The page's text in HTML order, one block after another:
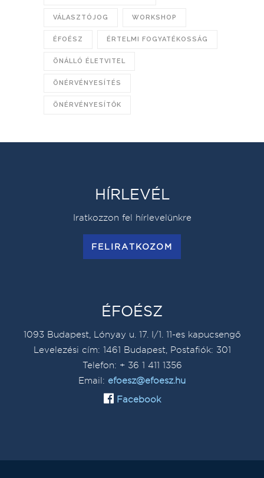
VÁLASZTÓJOG WORKSHOP
ÉFOÉSZ ÉRTELMI FOGYATÉKOSSÁG
ÖNÁLLÓ ÉLETVITEL
ÖNÉRVÉNYESÍTÉS
ÖNÉRVÉNYESÍTŐK
HÍRLEVÉL
Iratkozzon fel hírlevelünkre
FELIRATKOZOM
ÉFOÉSZ
1093 Budapest, Lónyay u. 17. I/1. 11-es kapucsengő
Levelezési cím: 1461 Budapest, Postafiók: 301
Telefon: + 36 1 411 1356
Email: efoesz@efoesz.hu
Facebook